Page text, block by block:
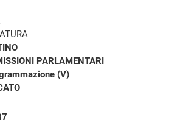
PARLAMENTARI
(V)